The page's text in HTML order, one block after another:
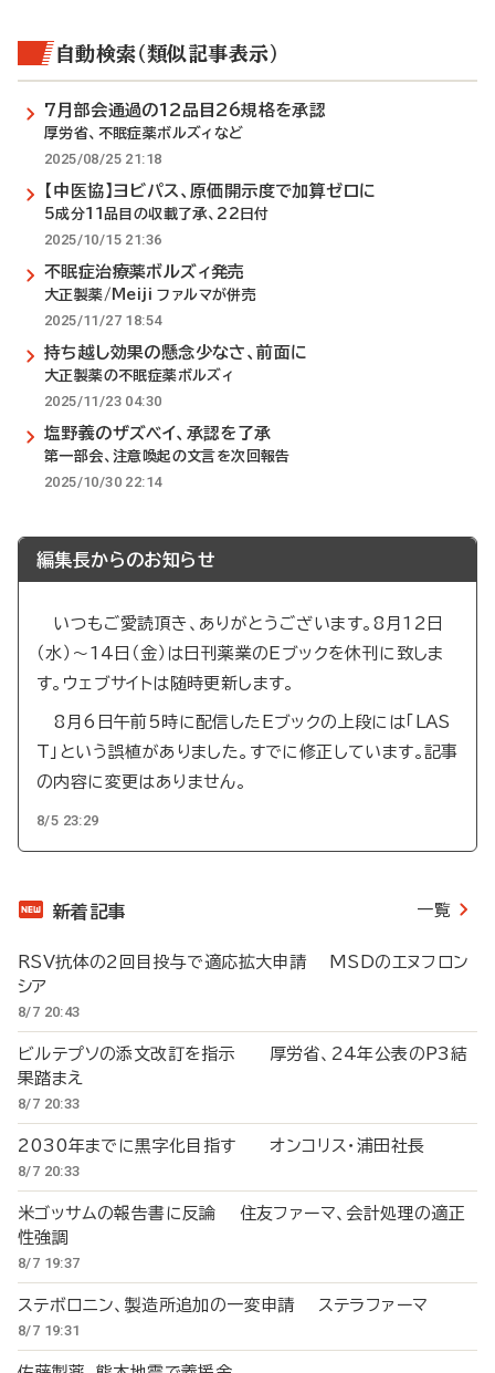
自動検索（類似記事表示）
7月部会通過の12品目26規格を承認
厚労省、不眠症薬ボルズィなど
2025/08/25 21:18
【中医協】ヨビパス、原価開示度で加算ゼロに
5成分11品目の収載了承、22日付
2025/10/15 21:36
不眠症治療薬ボルズィ発売
大正製薬/Meiji ファルマが併売
2025/11/27 18:54
持ち越し効果の懸念少なさ、前面に
大正製薬の不眠症薬ボルズィ
2025/11/23 04:30
塩野義のザズベイ、承認を了承
第一部会、注意喚起の文言を次回報告
2025/10/30 22:14
編集長からのお知らせ
いつもご愛読頂き、ありがとうございます。8月12日
（水）～14日（金）は日刊薬業のEブックを休刊に致しま
す。ウェブサイトは随時更新します。
8月6日午前5時に配信したEブックの上段には「LAS
T」という誤植がありました。すでに修正しています。記事
の内容に変更はありません。
8/5 23:29
新着記事 一覧
RSV抗体の2回目投与で適応拡大申請 MSDのエヌフロン
シア
8/7 20:43
ビルテプソの添文改訂を指示 厚労省、24年公表のP3結
果踏まえ
8/7 20:33
2030年までに黒字化目指す オンコリス・浦田社長
8/7 20:33
米ゴッサムの報告書に反論 住友ファーマ、会計処理の適正
性強調
8/7 19:37
ステボロニン、製造所追加の一変申請 ステラファーマ
8/7 19:31